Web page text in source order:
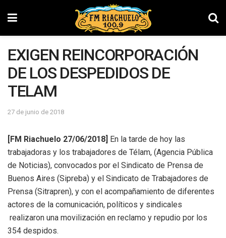
EXIGEN REINCORPORACIÓN
DE LOS DESPEDIDOS DE
TELAM
27 de junio de 2018
[FM Riachuelo 27/06/2018] En la tarde de hoy las
trabajadoras y los trabajadores de Télam, (Agencia Pública
de Noticias), convocados por el Sindicato de Prensa de
Buenos Aires (Sipreba) y el Sindicato de Trabajadores de
Prensa (Sitrapren), y con el acompañamiento de diferentes
actores de la comunicación, políticos y sindicales
realizaron una movilización en reclamo y repudio por los
354 despidos.